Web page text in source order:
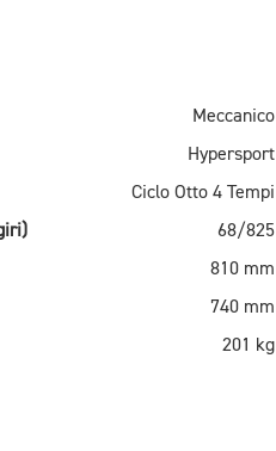
Meccanico
Hypersport
Ciclo Otto 4 Tempi
68/825
810 mm
740 mm
201 kg